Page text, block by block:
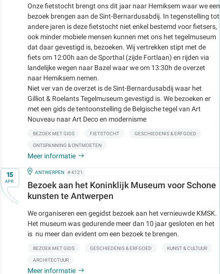
Onze fietstocht brengt ons dit jaar naar Hemiksem waar we een
bezoek brengen aan de Sint-Bernardusabdij. In tegenstelling tot
andere jaren is deze fietstocht niet enkel bestemd voor fietsers,
ook minder mobiele mensen kunnen met ons het tegelmuseum
dat daar gevestigd is, bezoeken. Wij vertrekken stipt met de
fiets om 12:00h aan de Sporthal (zijde Fortlaan) en rijden via
landelijke wegen naar Bazel waar we om 13:30h de overzet
naar Hemiksem nemen.
Niet ver van de overzet is de Sint-Bernardusabdij waar het
Gilliot & Roelants Tegelmuseum gevestigd is. We bezoeken er
met een gids de tentoonstelling de Belgische tegel van Art
Nouveau naar Art Deco en modernisme
BEZOEK MET GIDS FIETSTOCHT GESCHIEDENIS & ERFGOED
ONTSPANNING & ONTMOETEN
Meer informatie
Op15
APR
IN
ANTWERPEN # 4121
Bezoek aan het Koninklijk Museum voor Schone
kunsten te Antwerpen
We organiseren een gegidst bezoek aan het vernieuwde KMSK.
Het museum was gedurende meer dan 10 jaar gesloten en het
is nu meer dan evident om een bezoek te brengen.
BEZOEK MET GIDS GESCHIEDENIS & ERFGOED KUNST & CULTUUR
ARCHITECTUUR
Meer informatie